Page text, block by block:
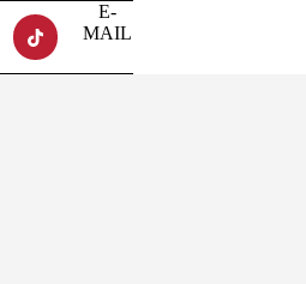
E-
MAIL